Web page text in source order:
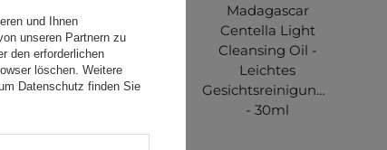
Centella Light
Cleansing Oil -
Leichtes
Gesichtsreinigungsöl
Madagascar
Centella Light
Cleansing Oil -
Leichtes
Gesichtsreinigungsöl
- 30ml
und Ihnen
unseren Partnern zu
den erforderlichen
löschen. Weitere
Datenschutz finden Sie